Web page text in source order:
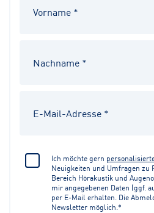
Ich möchte gern
Neuigkeiten und Umfragen zu
Bereich Hörakustik und
mir angegebenen Daten (ggf.
per E-Mail erhalten. Die
Newsletter möglich.*